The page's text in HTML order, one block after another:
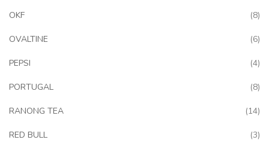
OKF 8
OVALTINE 6
PEPSI 4
PORTUGAL 8
RANONG TEA 14
RED BULL 3